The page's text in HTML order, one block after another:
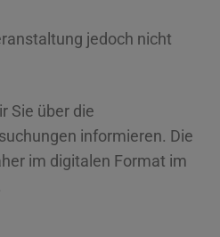
jedoch nicht
Sie über die
informieren. Die
im digitalen Format im